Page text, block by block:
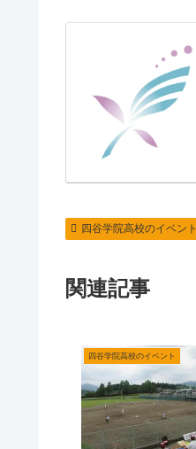
四谷学院高校のイベント
関連記事
四谷学院高校のイベント